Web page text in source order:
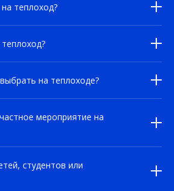
теплоход?
на теплоходе?
мероприятие на
студентов или